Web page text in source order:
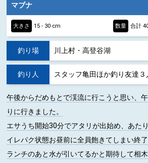
マブナ
大きさ 15 - 30 cm 数量 合計
釣り場 川上村・高登谷湖
釣り人 スタッフ亀田ほか釣り友達３
午後からだめもとで渓流に行こうと思い、
りに行きました。
エサうち開始30分でアタリが出始め、あた
イレパク状態お昼前に全員飽きてしまい終了
ランチのあと水が引いてるかと期待して相